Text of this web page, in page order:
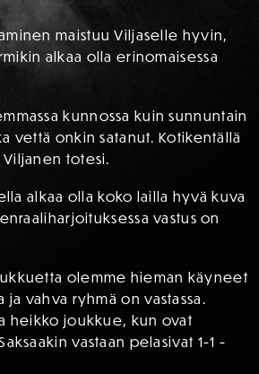
maistuu Viljaselle hyvin,
alkaa olla erinomaisessa
kunnossa kuin sunnuntain
vettä onkin satanut. Kotikentällä
totesi.
alkaa olla koko lailla hyvä kuva
vastus on
olemme hieman käyneet
ja vahva ryhmä on vastassa.
heikko joukkue, kun ovat
vastaan pelasivat 1-1 -